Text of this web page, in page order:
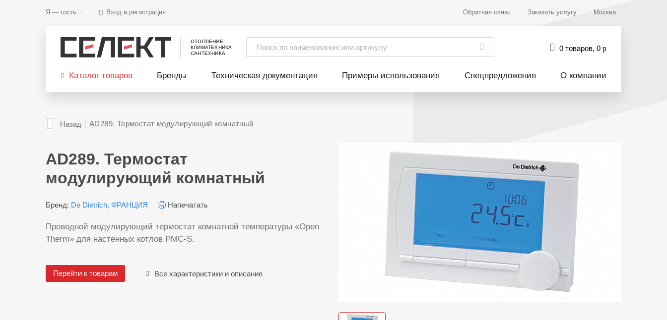
Я — гость Вход и регистрация Обратная связь Заказать услугу Москва
ОТОПЛЕНИЕ
КЛИМАТЕХНИКА
САНТЕХНИКА
0 товаров, 0 р
Каталог товаров Бренды Техническая документация Примеры использования Спецпредложения О компании
Назад AD289. Термостат модулирующий комнатный
AD289. Термостат
модулирующий комнатный
Бренд: De Dietrich, ФРАНЦИЯ Напечатать
Проводной модулирующий термостат комнатной температуры «Open
Therm» для настенных котлов PMC-S.
Перейти к товарам Все характеристики и описание